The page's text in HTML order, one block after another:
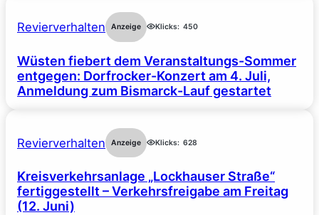
Revierverhalten Anzeige Klicks: 450
Wüsten fiebert dem Veranstaltungs-Sommer
entgegen: Dorfrocker-Konzert am 4. Juli,
Anmeldung zum Bismarck-Lauf gestartet
Revierverhalten Anzeige Klicks: 628
Kreisverkehrsanlage „Lockhauser Straße“
fertiggestellt – Verkehrsfreigabe am Freitag
(12. Juni)